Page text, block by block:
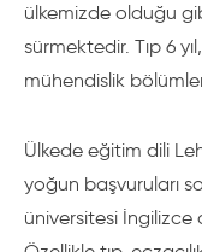
ülkemizde olduğu
sürmektedir. Tıp 6
mühendislik
Ülkede eğitim dili
yoğun başvuruları
üniversitesi İngilizce